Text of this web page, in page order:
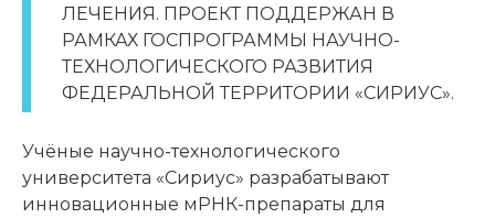
ЛЕЧЕНИЯ. ПРОЕКТ ПОДДЕРЖАН В
РАМКАХ ГОСПРОГРАММЫ НАУЧНО-
ТЕХНОЛОГИЧЕСКОГО РАЗВИТИЯ
ФЕДЕРАЛЬНОЙ ТЕРРИТОРИИ «СИРИУС».
Учёные научно-технологического
университета «Сириус» разрабатывают
инновационные мРНК-препараты для